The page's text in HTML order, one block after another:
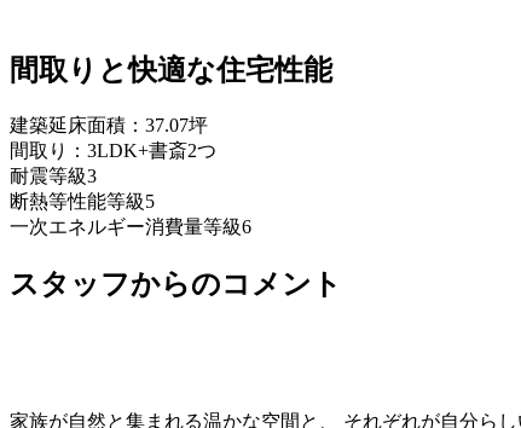
間取りと快適な住宅性能
建築延床面積：37.07坪
間取り：3LDK+書斎2つ
耐震等級3
断熱等性能等級5
一次エネルギー消費量等級6
スタッフからのコメント
家族が自然と集まれる温かな空間と、 それぞれが自分ら